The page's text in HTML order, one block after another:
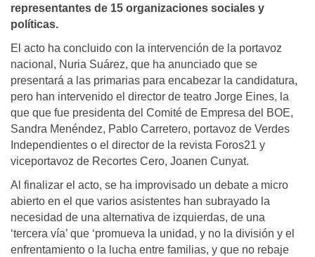
representantes de 15 organizaciones sociales y
políticas.
El acto ha concluido con la intervención de la portavoz
nacional, Nuria Suárez, que ha anunciado que se
presentará a las primarias para encabezar la candidatura,
pero han intervenido el director de teatro Jorge Eines, la
que que fue presidenta del Comité de Empresa del BOE,
Sandra Menéndez, Pablo Carretero, portavoz de Verdes
Independientes o el director de la revista Foros21 y
viceportavoz de Recortes Cero, Joanen Cunyat.
Al finalizar el acto, se ha improvisado un debate a micro
abierto en el que varios asistentes han subrayado la
necesidad de una alternativa de izquierdas, de una
‘tercera vía’ que ‘promueva la unidad, y no la división y el
enfrentamiento o la lucha entre familias, y que no rebaje